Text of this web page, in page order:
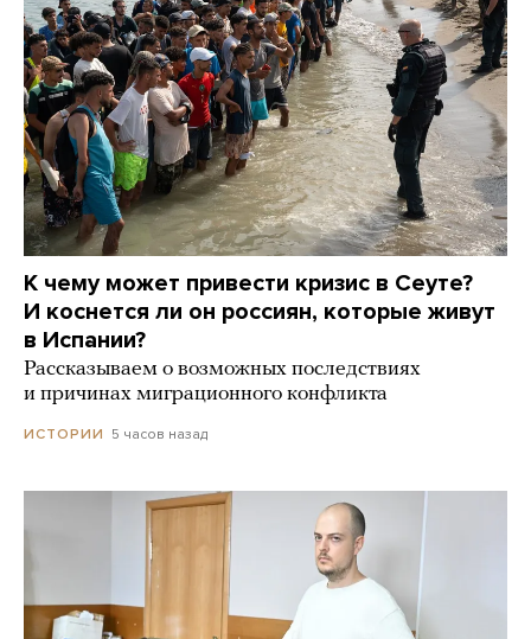
К чему может привести кризис в Сеуте?
И коснется ли он россиян, которые живут
в Испании?
Рассказываем о возможных последствиях
и причинах миграционного конфликта
ИСТОРИИ 5 часов назад